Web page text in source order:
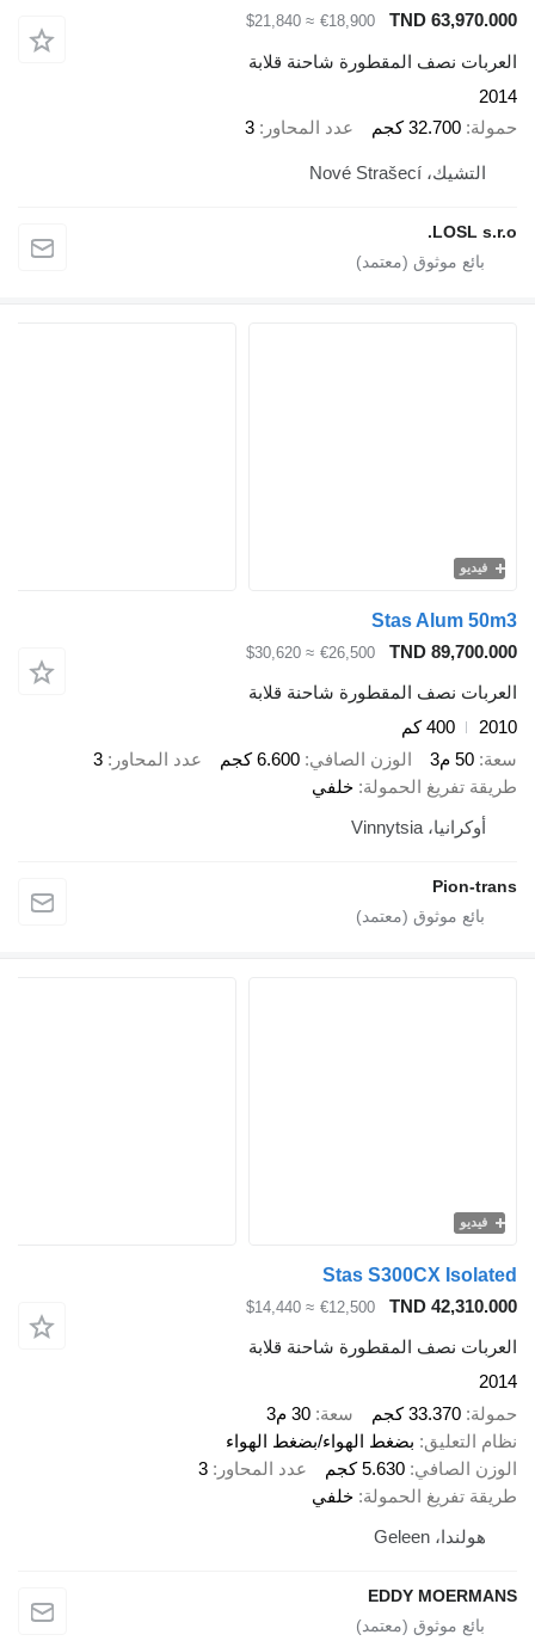
TND 63,970.000
€18,900
≈ $21,840
العربات نصف المقطورة شاحنة قلابة
2014
حمولة 32.700 كجم عدد المحاور 3
التشيك، Nové Strašecí
LOSL s.r.o.
فيديو
Stas Alum 50m3
TND 89,700.000
€26,500
≈ $30,620
العربات نصف المقطورة شاحنة قلابة
2010
400 كم
سعة 50 م3 الوزن الصافي 6.600 كجم عدد المحاور
3
طريقة تفريغ الحمولة خلفي
أوكرانيا، Vinnytsia
Pion-trans
فيديو
Stas S300CX Isolated
TND 42,310.000
€12,500
≈ $14,440
العربات نصف المقطورة شاحنة قلابة
2014
حمولة 33.370 كجم سعة 30 م3
نظام التعليق بضغط الهواء/بضغط الهواء
الوزن الصافي 5.630 كجم عدد المحاور
3
طريقة تفريغ الحمولة خلفي
هولندا، Geleen
EDDY MOERMANS